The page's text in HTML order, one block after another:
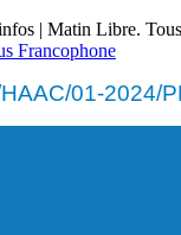
| Matin Libre.
Francophone
01-2024/